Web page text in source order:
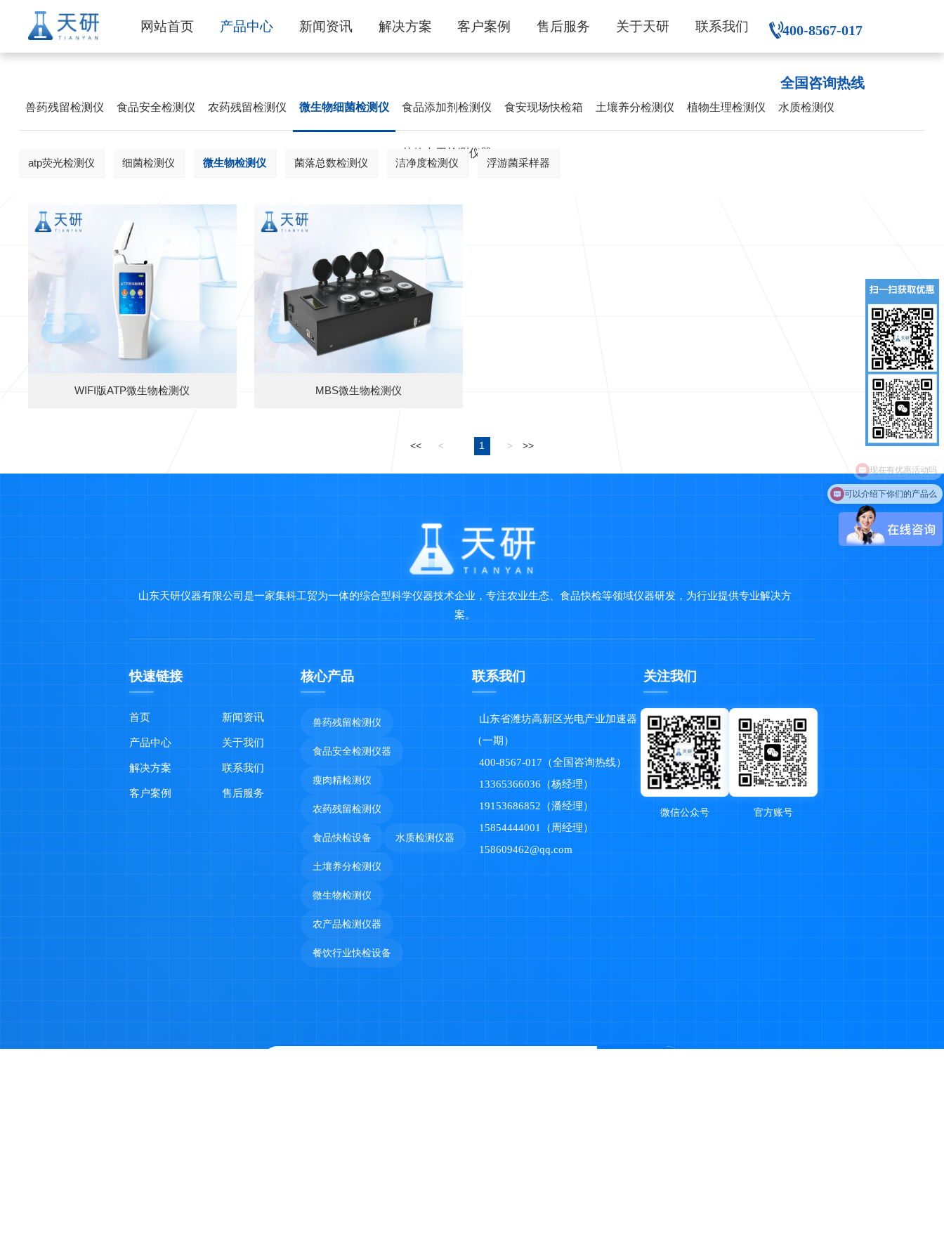
网站首页 产品中心 新闻资讯 解决方案 客户案例 售后服务 关于天研 联系我们 400-8567-017
全国咨询热线
兽药残留检测仪 食品安全检测仪 农药残留检测仪 微生物细菌检测仪 食品添加剂检测仪 食安现场快检箱 土壤养分检测仪 植物生理检测仪 水质检测仪
其他专用检测仪器
atp荧光检测仪
细菌检测仪 微生物检测仪 菌落总数检测仪 洁净度检测仪 浮游菌采样器
WIFI版ATP微生物检测仪 MBS微生物检测仪
<< < 1 > >>
山东天研仪器有限公司是一家集科工贸为一体的综合型科学仪器技术企业，专注农业生态、食品快检等领域仪器研发，为行业提供专业解决方
案。
快速链接
首页
产品中心
解决方案
客户案例
新闻资讯
关于我们
联系我们
售后服务
核心产品
兽药残留检测仪
食品安全检测仪器
瘦肉精检测仪
农药残留检测仪
食品快检设备 水质检测仪器
土壤养分检测仪
微生物检测仪
农产品检测仪器
餐饮行业快检设备
联系我们
山东省潍坊高新区光电产业加速器
（一期）
400-8567-017（全国咨询热线）
13365366036（杨经理）
19153686852（潘经理）
15854444001（周经理）
158609462@qq.com
关注我们
微信公众号 官方账号
可以介绍下你们的产品么